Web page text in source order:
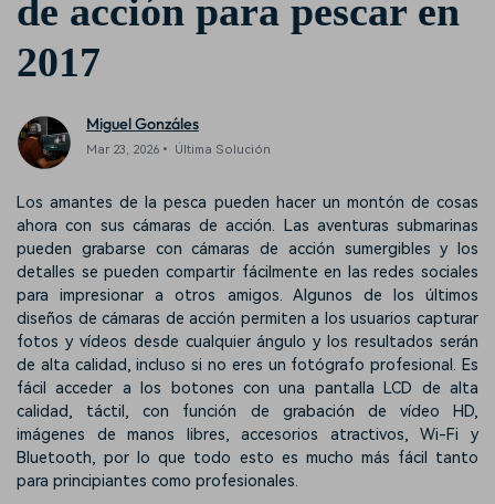
de acción para pescar en
2017
Miguel Gonzáles
Mar 23, 2026• Última Solución
Los amantes de la pesca pueden hacer un montón de cosas
ahora con sus cámaras de acción. Las aventuras submarinas
pueden grabarse concámaras de acción sumergibles y los
detalles se pueden compartir fácilmente en las redes sociales
para impresionar a otros amigos. Algunos de los últimos
diseños de cámaras de acción permiten a los usuarios capturar
fotos y vídeos desde cualquier ángulo y los resultados serán
de alta calidad, incluso si no eres un fotógrafo profesional. Es
fácil acceder a los botones con una pantalla LCD de alta
calidad, táctil, con función de grabación de vídeo HD,
imágenes de manos libres, accesorios atractivos, Wi-Fi y
Bluetooth, por lo que todo esto es mucho más fácil tanto
para principiantes como profesionales.